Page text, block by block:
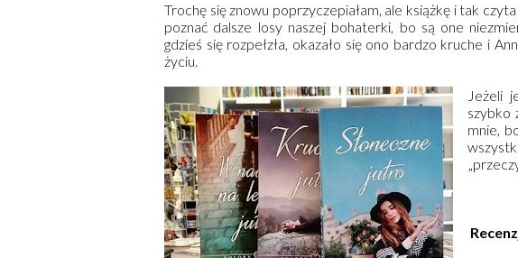
Trochę się znowu poprzyczepiałam, ale książkę i tak
poznać dalsze losy naszej bohaterki, bo są one
gdzieś się rozpełzła, okazało się ono bardzo kruche i
życiu.
Jeżeli
szybko
mnie,